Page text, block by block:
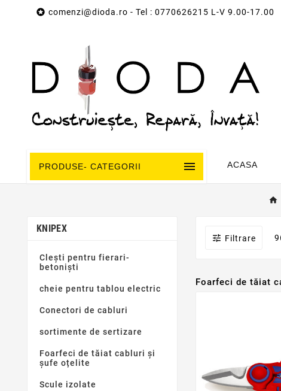
 comenzi@dioda.ro - Tel : 0770626215 L-V 9.00-17.00
PRODUSE- CATEGORII  ACASA
KNIPEX
Clești pentru fierari-
betoniști
cheie pentru tablou electric
Conectori de cabluri
sortimente de sertizare
Foarfeci de tăiat cabluri și
șufe oțelite
Scule izolate
 Filtrare
Foarfeci de tăiat